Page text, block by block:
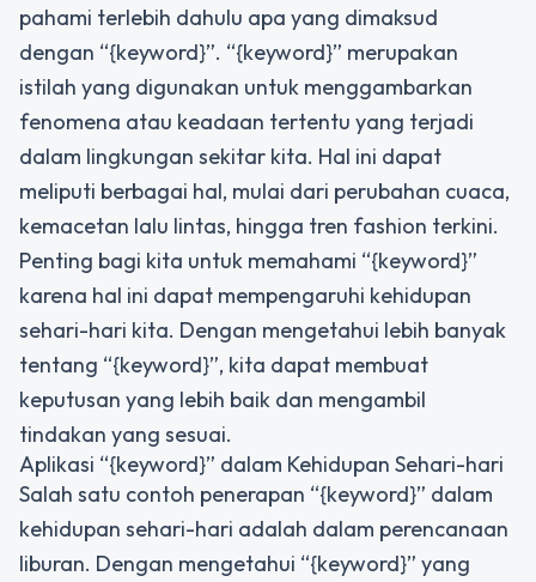
pahami terlebih dahulu apa yang dimaksud
dengan “{keyword}”. “{keyword}” merupakan
istilah yang digunakan untuk menggambarkan
fenomena atau keadaan tertentu yang terjadi
dalam lingkungan sekitar kita. Hal ini dapat
meliputi berbagai hal, mulai dari perubahan cuaca,
kemacetan lalu lintas, hingga tren fashion terkini.
Penting bagi kita untuk memahami “{keyword}”
karena hal ini dapat mempengaruhi kehidupan
sehari-hari kita. Dengan mengetahui lebih banyak
tentang “{keyword}”, kita dapat membuat
keputusan yang lebih baik dan mengambil
tindakan yang sesuai.
Aplikasi “{keyword}” dalam Kehidupan Sehari-hari
Salah satu contoh penerapan “{keyword}” dalam
kehidupan sehari-hari adalah dalam perencanaan
liburan. Dengan mengetahui “{keyword}” yang